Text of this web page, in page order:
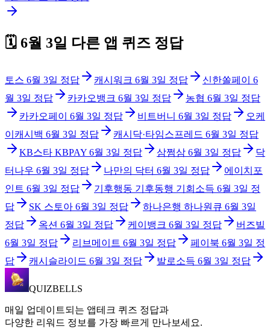
🗓️ 6월 3일 다른 앱 퀴즈 정답
토스 6월 3일 정답 캐시워크 6월 3일 정답 신한쏠페이
6
월 3일 정답 카카오뱅크 6월 3일 정답 농협 6월 3일 정답
카카오페이
6월 3일 정답 비트버니 6월 3일 정답
오케
이캐시백 6월 3일 정답 캐시닥·타임스프레드 6월 3일 정답
KB스타 KBPAY 6월 3일 정답 삼쩜삼 6월 3일 정답
닥
터나우 6월 3일 정답 나만의 닥터 6월 3일 정답
에이치포
인트 6월 3일 정답 기후행동 기후동행 기회소득 6월 3일 정
답
SK 스토아 6월 3일 정답 하나은행 하나원큐 6월 3일
정답
옥션 6월 3일 정답 케이뱅크 6월 3일 정답
버즈빌
6월 3일 정답 리브메이트 6월 3일 정답 페이북 6월 3일 정
답
캐시슬라이드 6월 3일 정답 발로소득 6월 3일 정답
QUIZBELLS
매일 업데이트되는 앱테크 퀴즈 정답과
다양한 리워드 정보를 가장 빠르게 만나보세요.